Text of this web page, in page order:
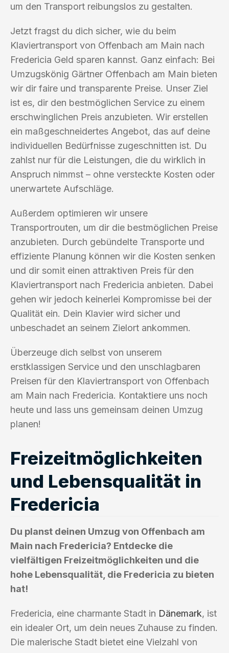
um den Transport reibungslos zu gestalten.
Jetzt fragst du dich sicher, wie du beim
Klaviertransport von Offenbach am Main nach
Fredericia Geld sparen kannst. Ganz einfach: Bei
Umzugskönig Gärtner Offenbach am Main bieten
wir dir faire und transparente Preise. Unser Ziel
ist es, dir den bestmöglichen Service zu einem
erschwinglichen Preis anzubieten. Wir erstellen
ein maßgeschneidertes Angebot, das auf deine
individuellen Bedürfnisse zugeschnitten ist. Du
zahlst nur für die Leistungen, die du wirklich in
Anspruch nimmst – ohne versteckte Kosten oder
unerwartete Aufschläge.
Außerdem optimieren wir unsere
Transportrouten, um dir die bestmöglichen Preise
anzubieten. Durch gebündelte Transporte und
effiziente Planung können wir die Kosten senken
und dir somit einen attraktiven Preis für den
Klaviertransport nach Fredericia anbieten. Dabei
gehen wir jedoch keinerlei Kompromisse bei der
Qualität ein. Dein Klavier wird sicher und
unbeschadet an seinem Zielort ankommen.
Überzeuge dich selbst von unserem
erstklassigen Service und den unschlagbaren
Preisen für den Klaviertransport von Offenbach
am Main nach Fredericia. Kontaktiere uns noch
heute und lass uns gemeinsam deinen Umzug
planen!
Freizeitmöglichkeiten
und Lebensqualität in
Fredericia
Du planst deinen Umzug von Offenbach am
Main nach Fredericia? Entdecke die
vielfältigen Freizeitmöglichkeiten und die
hohe Lebensqualität, die Fredericia zu bieten
hat!
Fredericia, eine charmante Stadt in Dänemark, ist
ein idealer Ort, um dein neues Zuhause zu finden.
Die malerische Stadt bietet eine Vielzahl von